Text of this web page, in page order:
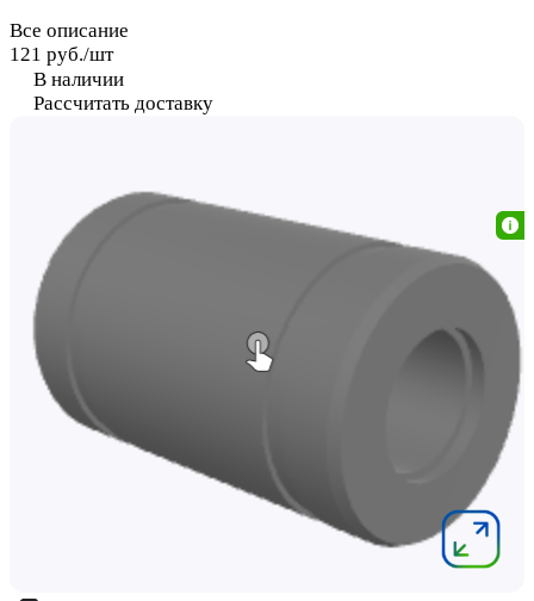
Все описание
121 руб./шт
В наличии
Рассчитать доставку